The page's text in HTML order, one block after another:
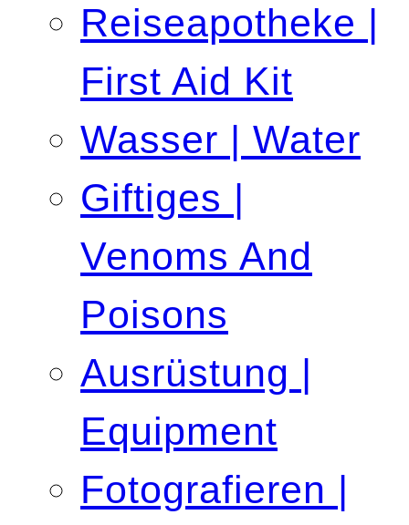
Reiseapotheke |
First Aid Kit
Wasser | Water
Giftiges |
Venoms And
Poisons
Ausrüstung |
Equipment
Fotografieren |